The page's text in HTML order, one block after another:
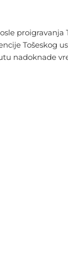
proigravanja
Tošeskog
nadoknade